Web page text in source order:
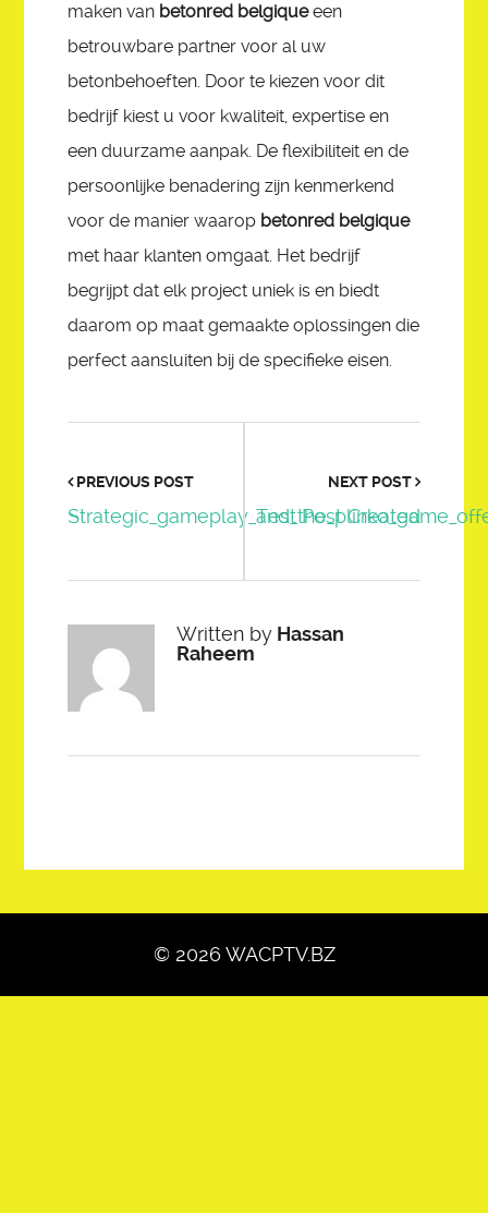
maken van betonred belgiqueeen
betrouwbare partner voor al uw
betonbehoeften. Door te kiezen voor dit
bedrijf kiest u voor kwaliteit, expertise en
een duurzame aanpak. De flexibiliteit en de
persoonlijke benadering zijn kenmerkend
voor de manier waarop betonred belgique
met haar klanten omgaat. Het bedrijf
begrijpt dat elk project uniek is en biedt
daarom op maat gemaakte oplossingen die
perfect aansluiten bij de specifieke eisen.
PREVIOUS POST NEXT POST
Test Post Created
Written by Hassan
Raheem
© 2026 WACPTV.BZ